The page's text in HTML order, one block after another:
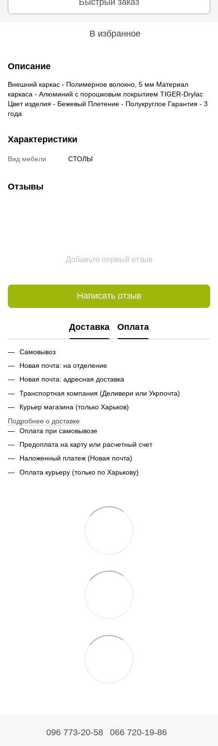
Быстрый заказ
В избранное
Описание
Внешний каркас - Полимерное волокно, 5 мм Материал
каркаса - Алюминий c порошковым покрытием TIGER-Drylac
Цвет изделия - Бежевый Плетение - Полукруглое Гарантия - 3
года
Характеристики
Вид мебели СТОЛЫ
Отзывы
Добавьте первый отзыв
Написать отзыв
Доставка Оплата
Самовывоз
Новая почта: на отделение
Новая почта: адресная доставка
Транспортная компания (Деливери или Укрпочта)
Курьер магазина (только Харьков)
Подробнее о доставке
Оплата при самовывозе
Предоплата на карту или расчетный счет
Наложенный платеж (Новая почта)
Оплата курьеру (только по Харькову)
096 773-20-58 066 720-19-86